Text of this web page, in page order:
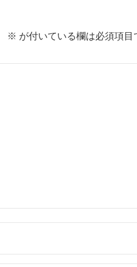
※ が付いている欄は必須項目